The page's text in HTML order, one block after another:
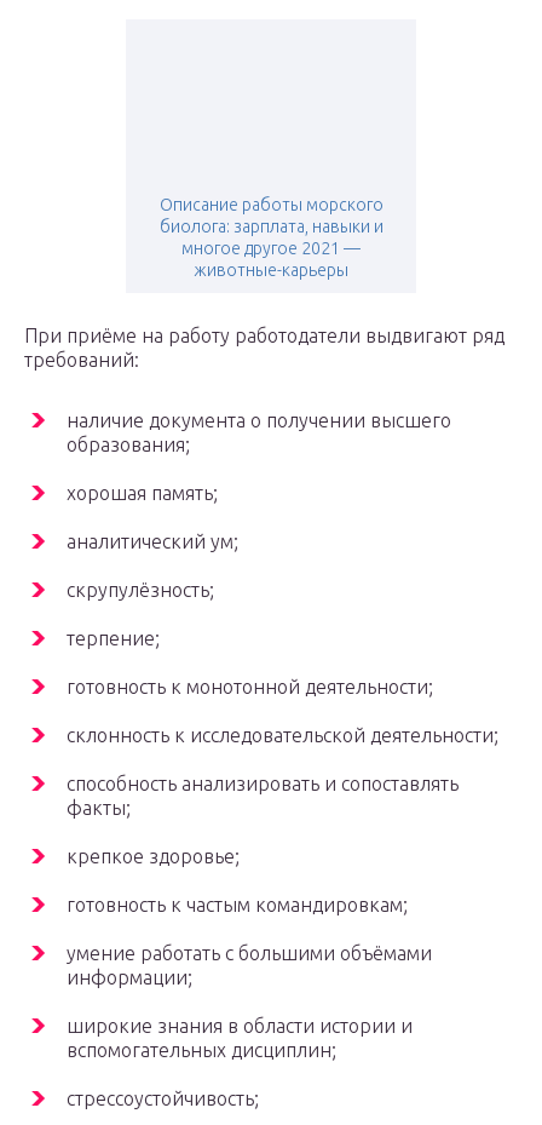
Описание работы морского
биолога: зарплата, навыки и
многое другое 2021 —
животные-карьеры
При приёме на работу работодатели выдвигают ряд
требований:
наличие документа о получении высшего
образования;
хорошая память;
аналитический ум;
скрупулёзность;
терпение;
готовность к монотонной деятельности;
склонность к исследовательской деятельности;
способность анализировать и сопоставлять
факты;
крепкое здоровье;
готовность к частым командировкам;
умение работать с большими объёмами
информации;
широкие знания в области истории и
вспомогательных дисциплин;
стрессоустойчивость;